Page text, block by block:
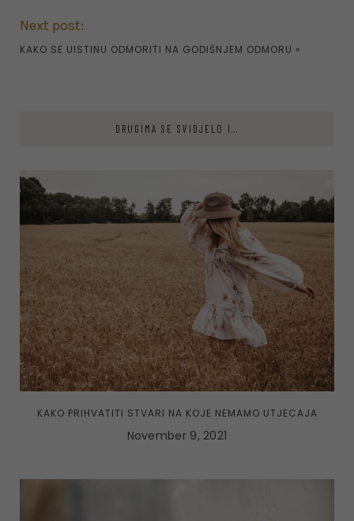
Next post:
KAKO SE UISTINU ODMORITI NA GODIŠNJEM ODMORU »
DRUGIMA SE SVIDJELO I...
KAKO PRIHVATITI STVARI NA KOJE NEMAMO UTJECAJA
November 9, 2021